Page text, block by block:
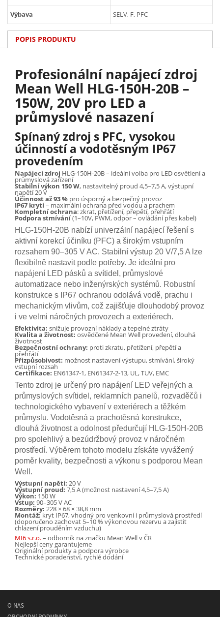
Výbava SELV, F, PFC
POPIS PRODUKTU
Profesionální napájecí zdroj
Mean Well HLG-150H-20B –
150W, 20V pro LED a
průmyslové nasazení
Spínaný zdroj s PFC, vysokou
účinností a vodotěsným IP67
provedením
Napájecí zdroj HLG-150H-20B – ideální volba pro LED osvětlení a
průmyslová zařízení
Stabilní výkon 150 W, nastavitelný proud 4,5–7,5 A, výstupní
napětí 20 V
Účinnost až 93 % pro úsporný a bezpečný provoz
IP67 krytí– maximální ochrana před vodou a prachem
Kompletní ochrana: zkrat, přetížení, přepětí, přehřátí
Podpora stmívání(1–10V, PWM, odpor – ovládání přes kabel)
HLG-150H-20B nabízí univerzální napájecí řešení s
aktivní korekcí účiníku (PFC) a širokým vstupním
rozsahem 90–305 V AC. Stabilní výstup 20 V/7,5 A lze
flexibilně nastavit podle potřeby. Je ideální pro
napájení LED pásků a svítidel, průmyslové
automatizace nebo inženýrských systémů. Robustní
konstrukce s IP67 ochranou odolává vodě, prachu i
mechanickým vlivům, což zajišťuje dlouhodobý provoz
i ve velmi náročných provozech a exteriérech.
Efektivita: snižuje provozní náklady a tepelné ztráty
Kvalita a životnost: osvědčené Mean Well provedení, dlouhá
životnost
Bezpečnostní ochrany: proti zkratu, přetížení, přepětí a
přehřátí
Přizpůsobivost: možnost nastavení výstupu, stmívání, široký
vstupní rozsah
Certifikace: EN61347-1, EN61347-2-13, UL, TUV, EMC
Tento zdroj je určený pro napájení LED veřejných a
průmyslových svítidel, reklamních panelů, rozvaděčů i
technologického vybavení v exteriérech a těžkém
průmyslu. Vodotěsná a prachotěsná konstrukce,
dlouhá životnost a odolnost předurčují HLG-150H-20B
pro spolehlivý a bezúdržbový provoz v náročném
prostředí. Výběrem tohoto modelu získáte vyvážený
poměr kvality, bezpečnosti a výkonu s podporou Mean
Well.
Výstupní napětí: 20 V
Výstupní proud: 7,5 A (možnost nastavení 4,5–7,5 A)
Výkon: 150 W
Vstup: 90–305 V AC
Rozměry: 228 × 68 × 38,8 mm
Montáž:kryt IP67, vhodný pro venkovní i průmyslová prostředí
(doporučeno zachovat 5–10 % výkonovou rezervu a zajistit
chlazení prouděním vzduchu)
MI6 s.r.o.– odborník na značku Mean Well v ČR
Nejlepší ceny garantujeme
Originální produkty a podpora výrobce
Technické poradenství, rychlé dodání
O NÁS